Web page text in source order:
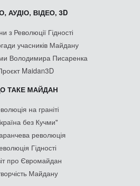
АУДІО, ВІДЕО, 3D
з Революції Гідності
учасників Майдану
Володимира Писаренка
Maidan3D
ТАКЕ МАЙДАН
на граніті
без Кучми"
революція
Гідності
про Євромайдан
Майдану